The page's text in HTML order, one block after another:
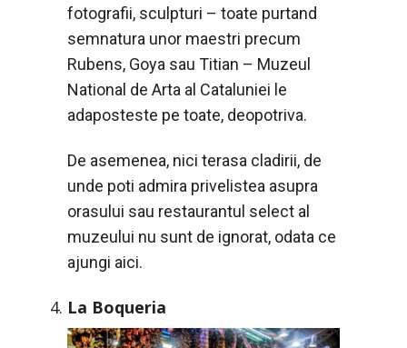
fotografii, sculpturi – toate purtand
semnatura unor maestri precum
Rubens, Goya sau Titian – Muzeul
National de Arta al Cataluniei le
adaposteste pe toate, deopotriva.
De asemenea, nici terasa cladirii, de
unde poti admira privelistea asupra
orasului sau restaurantul select al
muzeului nu sunt de ignorat, odata ce
ajungi aici.
La Boqueria